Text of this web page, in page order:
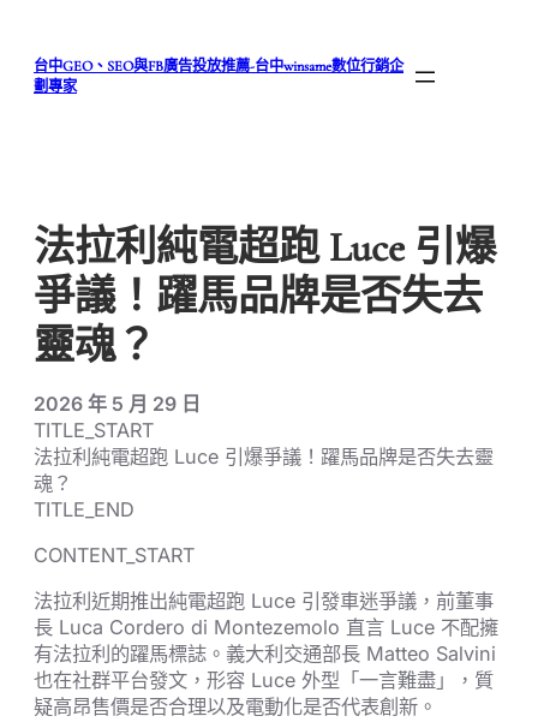
台中GEO、SEO與FB廣告投放推薦-台中winsame數位行銷企
劃專家
法拉利純電超跑 Luce 引爆
爭議！躍馬品牌是否失去
靈魂？
2026 年 5 月 29 日
TITLE_START
法拉利純電超跑 Luce 引爆爭議！躍馬品牌是否失去靈
魂？
TITLE_END
CONTENT_START
法拉利近期推出純電超跑 Luce 引發車迷爭議，前董事
長 Luca Cordero di Montezemolo 直言 Luce 不配擁
有法拉利的躍馬標誌。義大利交通部長 Matteo Salvini
也在社群平台發文，形容 Luce 外型「一言難盡」，質
疑高昂售價是否合理以及電動化是否代表創新。